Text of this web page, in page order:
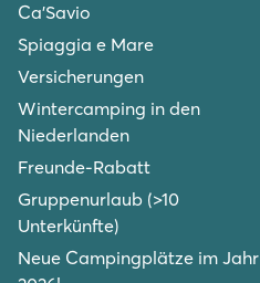
Ca'Savio
Spiaggia e Mare
Versicherungen
Wintercamping in den
Niederlanden
Freunde-Rabatt
Gruppenurlaub (>10
Unterkünfte)
Neue Campingplätze im Jahr